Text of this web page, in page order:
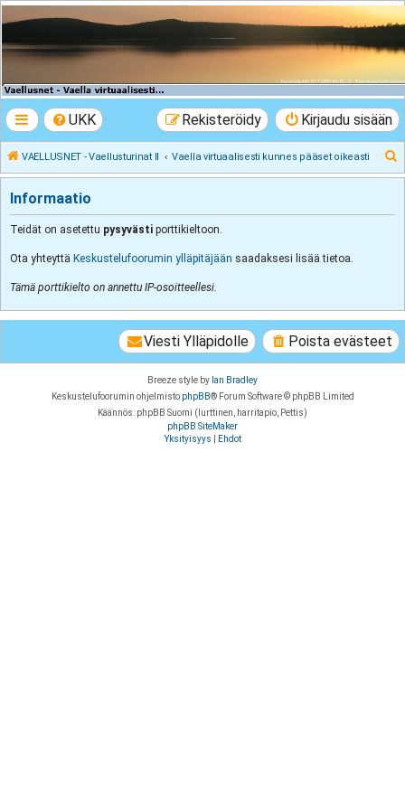
VAELLUSNET -
Vaellusturinat II
UKK Kirjaudu sisään
Rekisteröidy
VAELLUSNET - Vaellusturinat II Vaella virtuaalisesti kunnes pääset oikeasti
t
Informaatio
Teidät on asetettu pysyvästi porttikieltoon.
Ota yhteyttä Keskustelufoorumin ylläpitäjään saadaksesi lisää tietoa.
Tämä porttikielto on annettu IP-osoitteellesi.
Poista evästeet
Viesti Ylläpidolle
Breeze style by Ian Bradley
Keskustelufoorumin ohjelmisto phpBB® Forum Software © phpBB Limited
Käännös: phpBB Suomi (lurttinen, harritapio, Pettis)
phpBB SiteMaker
Yksityisyys
Ehdot